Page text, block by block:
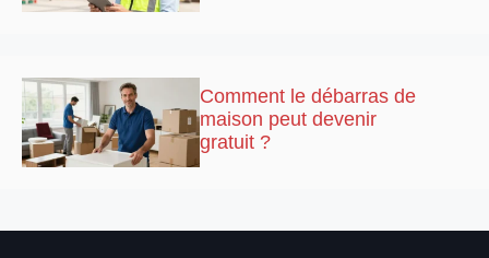
Comment le débarras de
maison peut devenir
gratuit ?